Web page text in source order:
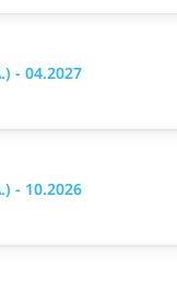
- 04.2027
- 10.2026